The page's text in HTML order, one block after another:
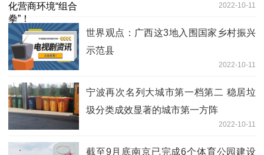
2022-10-11
世界观点：广西这3地入围国家乡村振兴
示范县
2022-10-11
宁波再次名列大城市第一档第二 稳居垃
圾分类成效显著的城市第一方阵
2022-10-11
截至9月底南京已完成6个体育公园建设